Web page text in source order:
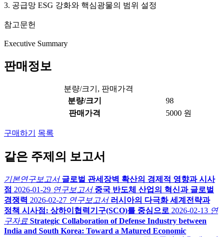
3. 공급망 ESG 강화와 핵심광물의 범위 설정
참고문헌
Executive Summary
판매정보
분량/크기, 판매가격
분량/크기
98
판매가격
5000 원
구매하기 목록
같은 주제의 보고서
기본연구보고서 글로벌 관세장벽 확산의 경제적 영향과 시사
점 2026-01-29 연구보고서 중국 반도체 산업의 혁신과 글로벌
경쟁력 2026-02-27 연구보고서 러시아의 다극화 세계전략과
정책 시사점: 상하이협력기구(SCO)를 중심으로 2026-02-13 연
구자료 Strategic Collaboration of Defense Industry between
India and South Korea: Toward a Matured Economic